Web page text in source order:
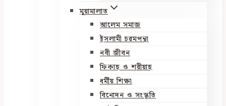
মুয়ামালাত
আলেম সমাজ
ইসলামী চরমপন্থা
নবী জীবন
ফিকাহ ও শরীয়াহ
ধর্মীয় শিক্ষা
বিনোদন ও সংস্কৃতি